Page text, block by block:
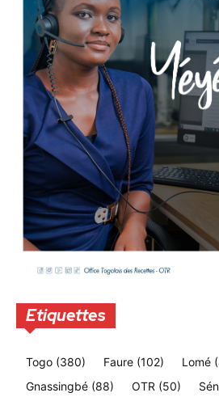
Etiquettes
Togo (380) Faure (102) Lomé
Gnassingbé (88) OTR (50)